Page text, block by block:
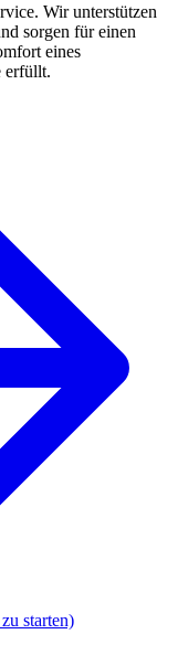
Wir unterstützen
sorgen für einen
eines
erfüllt.
starten)